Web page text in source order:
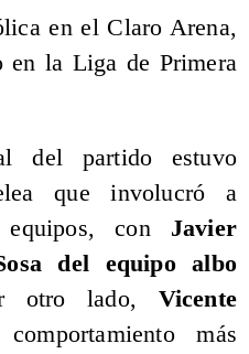
en el Claro Arena,
en la Liga de Primera
del partido estuvo
que involucró a
equipos, con Javier
del equipo albo
otro lado, Vicente
más